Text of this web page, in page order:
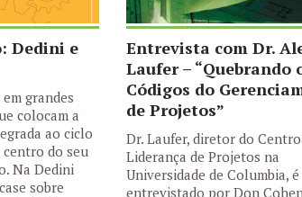
Dedini e
grandes
colocam a
ao ciclo
do seu
Na Dedini
sobre
Entrevista com Dr.
Laufer – “Quebrando
Códigos do
de Projetos”
Dr. Laufer, diretor do
Liderança de Projetos na
Universidade de Columbia, é
entrevistado por Don